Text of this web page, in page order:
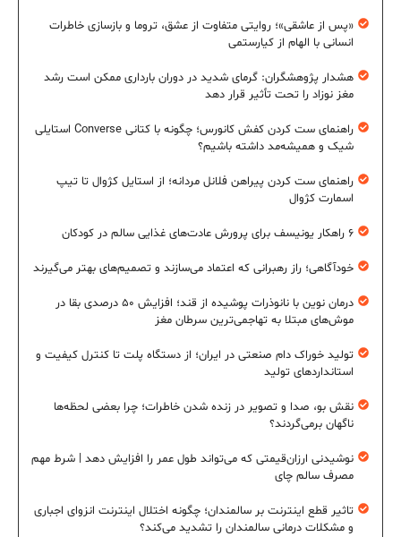
«پس از عاشقی»؛ روایتی متفاوت از عشق، تروما و بازسازی خاطرات
انسانی با الهام از کیارستمی
هشدار پژوهشگران: گرمای شدید در دوران بارداری ممکن است رشد
مغز نوزاد را تحت تأثیر قرار دهد
راهنمای ست کردن کفش کانورس؛ چگونه با کتانی Converse استایلی
شیک و همیشه‌مد داشته باشیم؟
راهنمای ست کردن پیراهن فلانل مردانه؛ از استایل کژوال تا تیپ
اسمارت کژوال
۶ راهکار یونیسف برای پرورش عادت‌های غذایی سالم در کودکان
خودآگاهی؛ راز رهبرانی که اعتماد می‌سازند و تصمیم‌های بهتر می‌گیرند
درمان نوین با نانوذرات پوشیده از قند؛ افزایش ۵۰ درصدی بقا در
موش‌های مبتلا به تهاجمی‌ترین سرطان مغز
تولید خوراک دام صنعتی در ایران؛ از دستگاه پلت تا کنترل کیفیت و
استانداردهای تولید
نقش بو، صدا و تصویر در زنده شدن خاطرات؛ چرا بعضی لحظه‌ها
ناگهان برمی‌گردند؟
نوشیدنی ارزان‌قیمتی که می‌تواند طول عمر را افزایش دهد | شرط مهم
مصرف سالم چای
تاثیر قطع اینترنت بر سالمندان؛ چگونه اختلال اینترنت انزوای اجباری
و مشکلات درمانی سالمندان را تشدید می‌کند؟